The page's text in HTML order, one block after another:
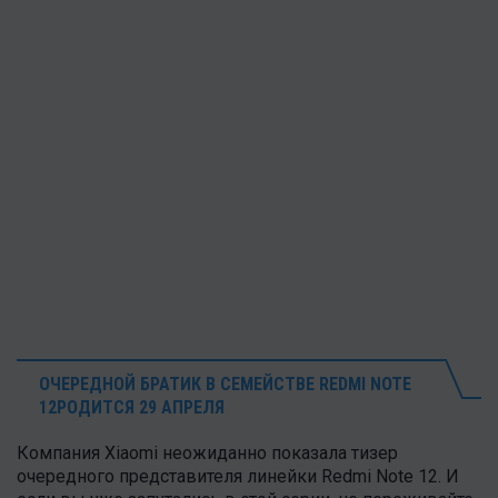
ОЧЕРЕДНОЙ БРАТИК В СЕМЕЙСТВЕ REDMI NOTE
12РОДИТСЯ 29 АПРЕЛЯ
Компания Xiaomi неожиданно показала тизер
очередного представителя линейки Redmi Note 12. И